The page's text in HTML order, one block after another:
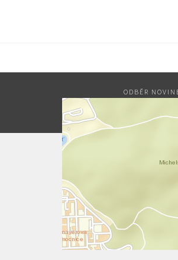
ODBĚR